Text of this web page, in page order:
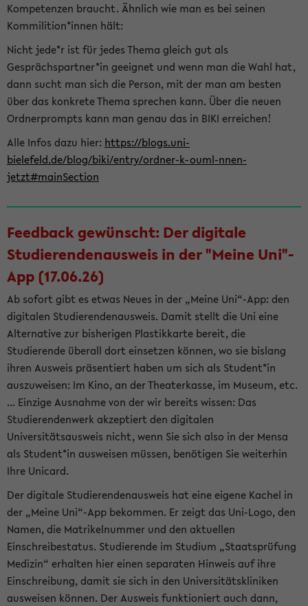
Kompetenzen braucht. Ähnlich wie man es bei seinen
Kommilition*innen hält:
Nicht jede*r ist für jedes Thema gleich gut als
Gesprächspartner*in geeignet und wenn man die Wahl hat,
dann sucht man sich die Person, mit der man am besten
über das konkrete Thema sprechen kann. Über die neuen
Ordnerprompts kann man genau das in BIKI erreichen!
Alle Infos dazu hier: https://blogs.uni-
bielefeld.de/blog/biki/entry/ordner-k-ouml-nnen-
jetzt#mainSection
Feedback gewünscht: Der digitale
Studierendenausweis in der "Meine Uni"-
App (17.06.26)
Ab sofort gibt es etwas Neues in der „Meine Uni“-App: den
digitalen Studierendenausweis. Damit stellt die Uni eine
Alternative zur bisherigen Plastikkarte bereit, die
Studierende überall dort einsetzen können, wo sie bislang
ihren Ausweis präsentiert haben um sich als Student*in
auszuweisen: Im Kino, an der Theaterkasse, im Museum, etc.
... Einzige Ausnahme von der wir bereits wissen: Das
Studierendenwerk akzeptiert den digitalen
Universitätsausweis nicht, wenn Sie sich also in der Mensa
als Student*in ausweisen müssen, benötigen Sie weiterhin
Ihre Unicard.
Der digitale Studierendenausweis hat eine eigene Kachel in
der „Meine Uni“-App bekommen. Er zeigt das Uni-Logo, den
Namen, die Matrikelnummer und den aktuellen
Einschreibestatus. Studierende im Studium „Staatsprüfung
Medizin“ erhalten hier einen separaten Hinweis auf ihre
Einschreibung, damit sie sich in den Universitätskliniken
ausweisen können. Der Ausweis funktioniert auch dann,